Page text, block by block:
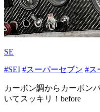
SE
#SEI #スーパーセブン #ス
カーボン調からカーボン
いてスッキリ！before